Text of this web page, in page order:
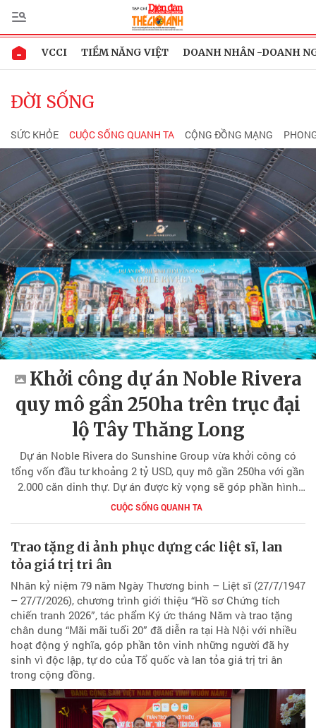
VCCI TIỀM NĂNG VIỆT DOANH NHÂN -DOANH
ĐỜI SỐNG
SỨC KHỎE CUỘC SỐNG QUANH TA CỘNG ĐỒNG MẠNG
Khởi công dự án Noble Rivera
quy mô gần 250ha trên trục đại
lộ Tây Thăng Long
Dự án Noble Rivera do Sunshine Group vừa khởi công có
tổng vốn đầu tư khoảng 2 tỷ USD, quy mô gần 250ha với gần
2.000 căn dinh thự. Dự án được kỳ vọng sẽ góp phần hình
thành cực tăng trưởng mới trên trục phát triển phía Tây Hà
CUỘC SỐNG QUANH TA
Trao tặng di ảnh phục dựng các liệt sĩ, lan
tỏa giá trị tri ân
Nhân kỷ niệm 79 năm Ngày Thương binh – Liệt sĩ (27/7/1947
– 27/7/2026), chương trình giới thiệu “Hồ sơ Chứng tích
chiến tranh 2026”, tác phẩm Ký ức tháng Năm và trao tặng
chân dung “Mãi mãi tuổi 20” đã diễn ra tại Hà Nội với nhiều
hoạt động ý nghĩa, góp phần tôn vinh những người đã hy
sinh vì độc lập, tự do của Tổ quốc và lan tỏa giá trị tri ân
trong cộng đồng.